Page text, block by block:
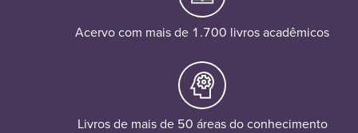
Acervo com mais de 1.700 livros acadêmicos
Livros de mais de 50 áreas do conhecimento